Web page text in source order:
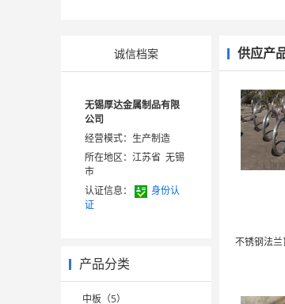
诚信档案
无锡厚达金属制品有限
公司
经营模式：生产制造
所在地区：江苏省 无锡
市
认证信息：
身份认
证
产品分类
中板（5）
供应产
不锈钢法